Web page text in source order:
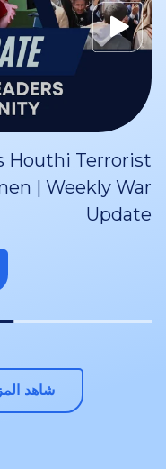
Houthi Terrorist
| Weekly War
Update
شاهد